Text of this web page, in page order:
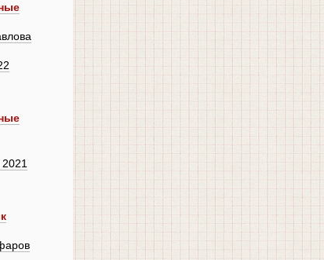
2021